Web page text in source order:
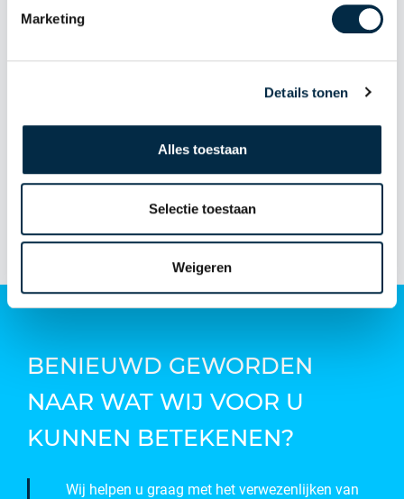
Marketing
Details tonen
Alles toestaan
Selectie toestaan
Weigeren
Bekijk volledig aanbod
BENIEUWD GEWORDEN
NAAR WAT WIJ VOOR U
KUNNEN BETEKENEN?
Wij helpen u graag met het verwezenlijken van